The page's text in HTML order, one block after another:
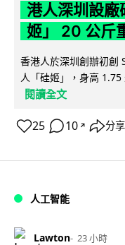
港人深圳設廠
姬」 20 公斤
香港人於深圳創辦初創
人「硅姬」，身高
閱讀全文
25 10 ↗ 分享
人工智能
Lawton 23 小時